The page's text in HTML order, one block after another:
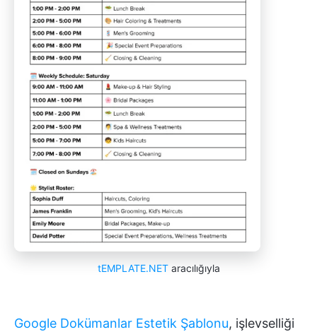
tEMPLATE.NETaracılığıyla
Google Dokümanlar Estetik Şablonu, işlevselliği